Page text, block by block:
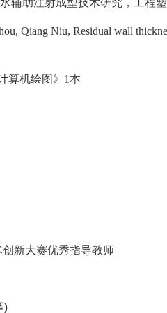
辅助注射成型技术研究，工程塑
Qiang Niu, Residual wall
算机绘图》 1本
新大赛优秀指导教师